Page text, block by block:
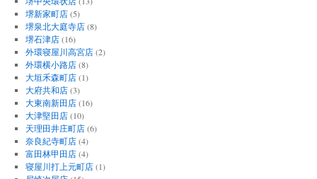
堺新家町店(5)
堺泉北大庭寺店(8)
堺石津店(16)
外環寝屋川高宮店(2)
外環横小路店(8)
大垣禾森町店(1)
大府共和店(3)
大東南新田店(16)
大津堅田店(10)
天理田井庄町店(6)
奈良紀寺町店(4)
富田林甲田店(4)
寝屋川打上元町店(1)